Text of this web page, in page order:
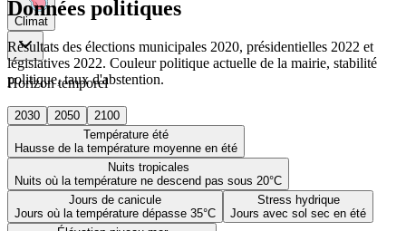
Climat
Horizon temporel
2030 2050
2100
Température été
Hausse de la température moyenne en été
Nuits tropicales
Nuits où la température ne descend pas sous 20°C
Jours de canicule
Jours où la température dépasse 35°C
Stress hydrique
Jours avec sol sec en été
Données politiques
Résultats des élections municipales 2020, présidentielles 2022 et
législatives 2022. Couleur politique actuelle de la mairie, stabilité
politique, taux d'abstention.